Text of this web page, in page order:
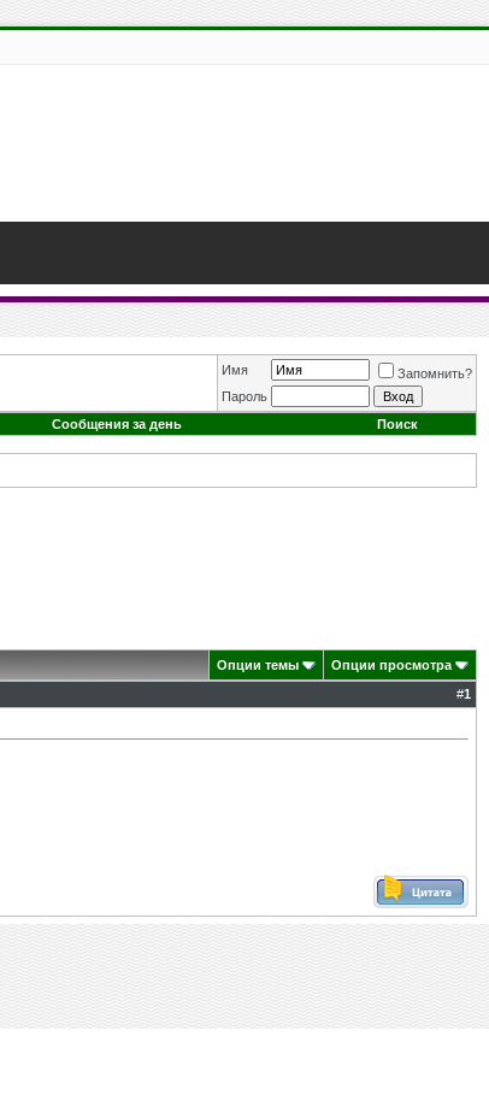
Имя
Запомнить?
Пароль
Сообщения за день Поиск
Опции темы
Опции просмотра
#1